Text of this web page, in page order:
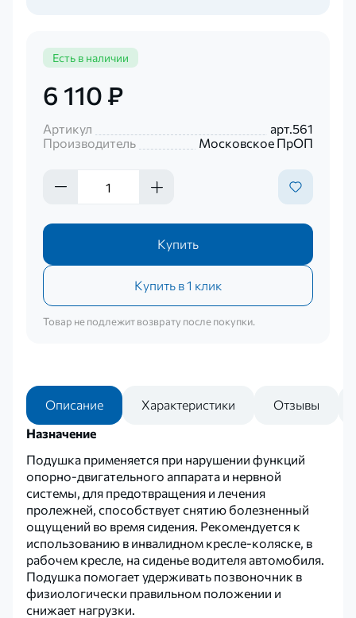
Есть в наличии
6 110 ₽
Артикул
арт.561
Производитель
Московское ПрОП
Купить
Купить в 1 клик
Товар не подлежит возврату после покупки.
Описание Характеристики
Отзывы
Назначение
Подушка применяется при нарушении функций
опорно-двигательного аппарата и нервной
системы, для предотвращения и лечения
пролежней, способствует снятию болезненный
ощущений во время сидения. Рекомендуется к
использованию в инвалидном кресле-коляске, в
рабочем кресле, на сиденье водителя автомобиля.
Подушка помогает удерживать позвоночник в
физиологически правильном положении и
снижает нагрузки.